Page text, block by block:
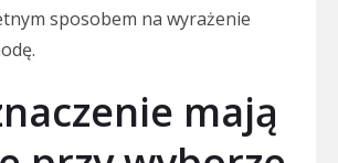
sposobem na wyrażenie
mają